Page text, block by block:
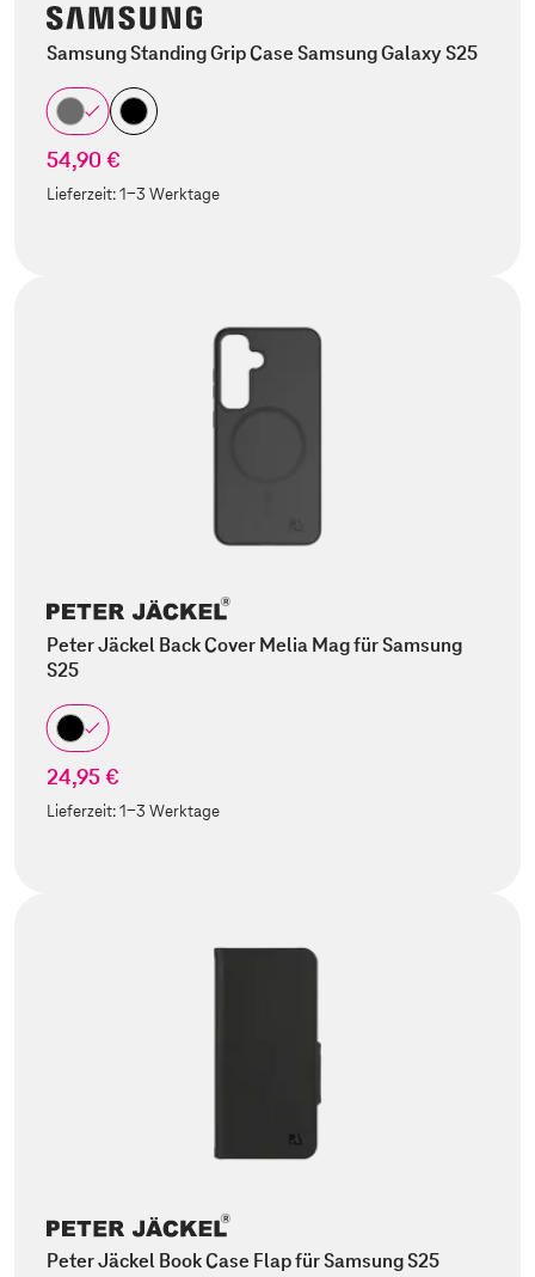
Samsung Standing Grip Case Samsung Galaxy S25
54,90 €
Lieferzeit:1-3 Werktage
Peter Jäckel Back Cover Melia Mag für Samsung
S25
24,95 €
Lieferzeit:1-3 Werktage
Peter Jäckel Book Case Flap für Samsung S25